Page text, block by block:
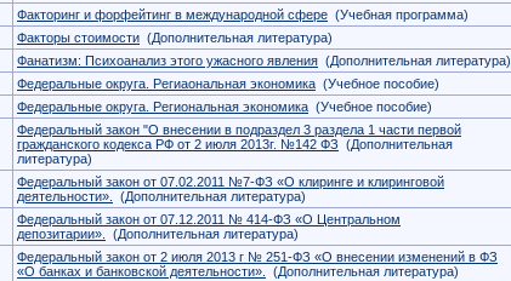
Факторинг и форфейтинг в международной сфере (Учебная программа)
Факторы стоимости (Дополнительная литература)
Фанатизм: Психоанализ этого ужасного явления (Дополнительная литература)
Федеральные округа. Региаональная экономика (Учебное пособие)
Федеральные округа. Региональная экономика (Учебное пособие)
Федеральный закон "О внесении в подраздел 3 раздела 1 части первой
гражданского кодекса РФ от 2 июля 2013г. №142 ФЗ (Дополнительная
литература)
Федеральный закон от 07.02.2011 №7-ФЗ «О клиринге и клиринговой
деятельности».
(Дополнительная литература)
Федеральный закон от 07.12.2011 № 414-ФЗ «О Центральном
депозитарии».
(Дополнительная литература)
Федеральный закон от 2 июля 2013 г № 251-ФЗ «О внесении изменений в ФЗ
«О банках и банковской деятельности».
(Дополнительная литература)